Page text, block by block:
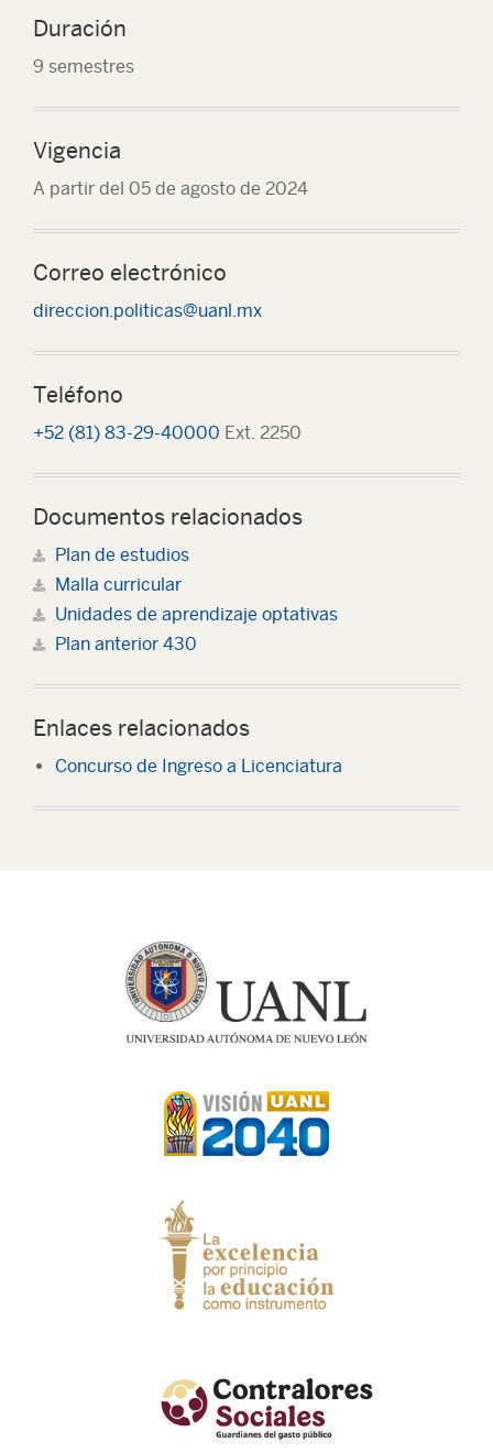
Duración
9 semestres
Vigencia
A partir del 05 de agosto de 2024
Correo electrónico
direccion.politicas@uanl.mx
Teléfono
+52 (81) 83-29-40000 Ext. 2250
Documentos relacionados
Plan de estudios
Malla curricular
Unidades de aprendizaje optativas
Plan anterior 430
Enlaces relacionados
Concurso de Ingreso a Licenciatura